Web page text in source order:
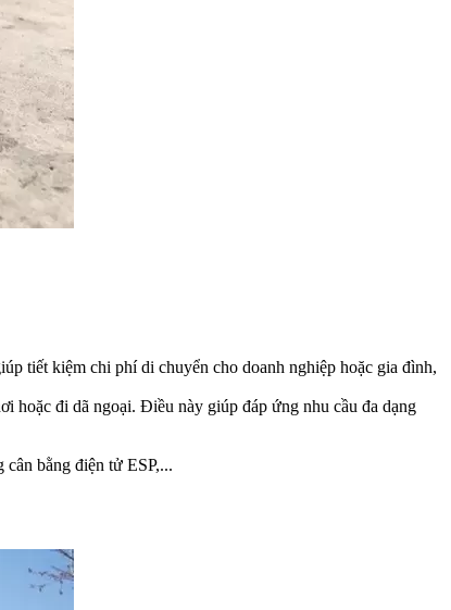
tiết kiệm chi phí di chuyển cho doanh nghiệp hoặc gia đình,
hoặc đi dã ngoại. Điều này giúp đáp ứng nhu cầu đa dạng
bằng điện tử ESP,...